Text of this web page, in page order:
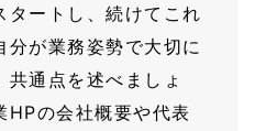
タートし、続けてこれ
分が業務姿勢で大切に
共通点を述べましょ
HPの会社概要や代表